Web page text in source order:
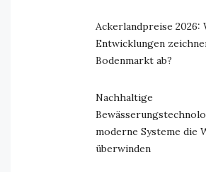
Ackerlandpreise 2026:
Entwicklungen
Bodenmarkt ab?
Nachhaltige
moderne Systeme die
überwinden